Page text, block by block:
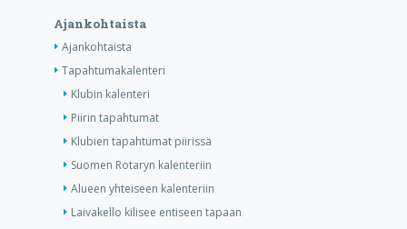
Ajankohtaista
Ajankohtaista
Tapahtumakalenteri
Klubin kalenteri
Piirin tapahtumat
Klubien tapahtumat piirissä
Suomen Rotaryn kalenteriin
Alueen yhteiseen kalenteriin
Laivakello kilisee entiseen tapaan